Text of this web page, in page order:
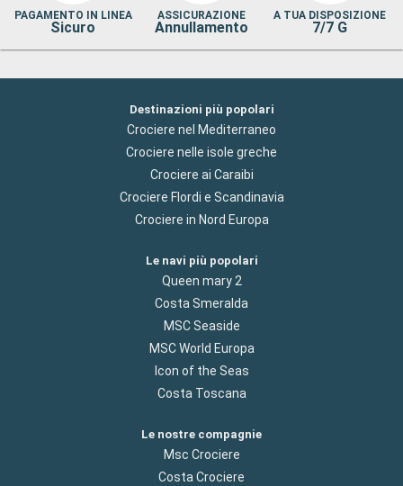
PAGAMENTO IN LINEA
Sicuro
ASSICURAZIONE
Annullamento
A TUA DISPOSIZIONE
7/7 G
Destinazioni più popolari
Crociere nel Mediterraneo
Crociere nelle isole greche
Crociere ai Caraibi
Crociere Flordi e Scandinavia
Crociere in Nord Europa
Le navi più popolari
Queen mary 2
Costa Smeralda
MSC Seaside
MSC World Europa
Icon of the Seas
Costa Toscana
Le nostre compagnie
Msc Crociere
Costa Crociere